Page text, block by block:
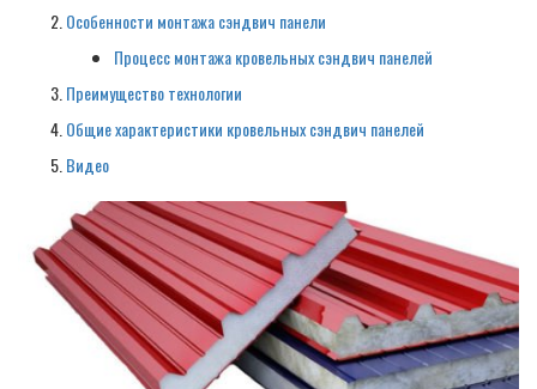
Особенности монтажа сэндвич панели
Процесс монтажа кровельных сэндвич панелей
Преимущество технологии
Общие характеристики кровельных сэндвич панелей
Видео